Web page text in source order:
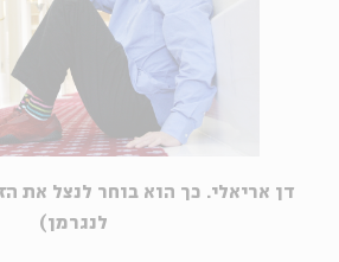
דן אריאלי. כך הוא בוחר לנצל את
לנגרמן)